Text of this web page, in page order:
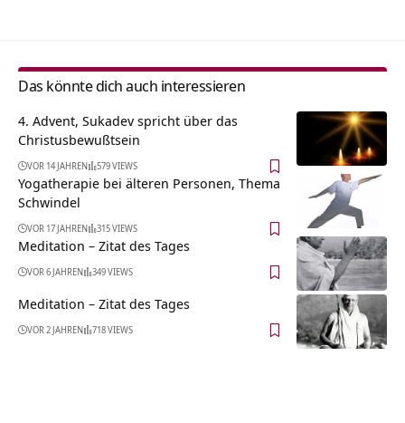
Das könnte dich auch interessieren
4. Advent, Sukadev spricht über das
Christusbewußtsein
VOR 14 JAHREN 579 VIEWS
Yogatherapie bei älteren Personen, Thema
Schwindel
VOR 17 JAHREN 315 VIEWS
Meditation – Zitat des Tages
VOR 6 JAHREN 349 VIEWS
Meditation – Zitat des Tages
VOR 2 JAHREN 718 VIEWS